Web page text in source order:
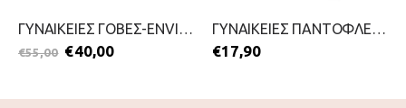
ΓΥΝΑΙΚΕΙΕΣ ΓΟΒΕΣ-ENVIE-2111-0187-ΜΑΥΡΟ
€55,00 €40,00
ΓΥΝΑΙΚΕΙΕΣ ΠΑΝΤΟΦΛΕΣ-PAREX-2111-0384-ΡΟΖ
€17,90